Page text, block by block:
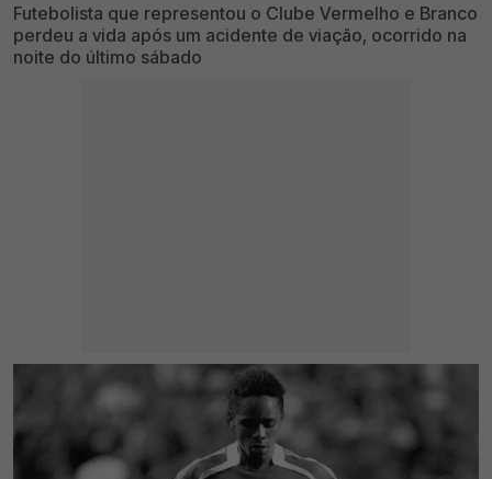
Futebolista que representou o Clube Vermelho e Branco
perdeu a vida após um acidente de viação, ocorrido na
noite do último sábado